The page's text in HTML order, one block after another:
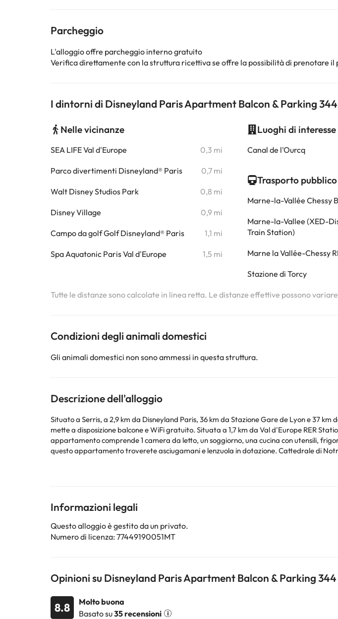
Parcheggio
L'alloggio offre parcheggio interno gratuito
Verifica direttamente con la struttura ricettiva se offre la possibilità di prenotare il
I dintorni di Disneyland Paris Apartment Balcon & Parking 344
Nelle vicinanze
SEA LIFE Val d'Europe 0,3 mi
Parco divertimenti Disneyland® Paris 0,7 mi
Walt Disney Studios Park 0,8 mi
Disney Village 0,9 mi
Campo da golf Golf Disneyland® Paris 1,1 mi
Spa Aquatonic Paris Val d'Europe 1,5 mi
Luoghi di interesse
Canal de l'Ourcq
Trasporto pubblico
Marne-la-Vallée Chessy
Marne-la-Vallee (XED-
Train Station)
Marne la Vallée-Chessy
Stazione di Torcy
Tutte le distanze sono calcolate in linea retta. Le distanze effettive possono
Condizioni degli animali domestici
Gli animali domestici non sono ammessi in questa struttura.
Descrizione dell'alloggio
Situato a Serris, a 2,9 km da Disneyland Paris, 36 km da Stazione Gare de Lyon e 37
mette a disposizione balcone e WiFi gratuito. Situata a 1,7 km da Val d'Europe RER
appartamento comprende 1 camera da letto, un soggiorno, una cucina con utensili,
questo appartamento troverete asciugamani e lenzuola in dotazione. Cattedrale di Notre Dame è a 38 km da questo appartamento, mentre Sainte-Chapelle si trova a 38
sono soggette a modifiche da parte della struttura. Se hai dubbi, contattaci.
Informazioni legali
Questo alloggio è gestito da un privato.
Numero di licenza: 77449190051MT
Opinioni su Disneyland Paris Apartment Balcon & Parking 344
8.8
Molto buona
Basato su35 recensioni